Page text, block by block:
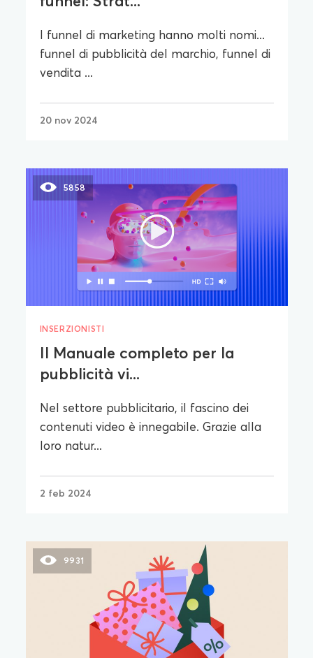
I funnel di marketing hanno molti nomi...
funnel di pubblicità del marchio, funnel di
vendita ...
20 nov 2024
5858
INSERZIONISTI
Il Manuale completo per la
pubblicità vi...
Nel settore pubblicitario, il fascino dei
contenuti video è innegabile. Grazie alla
loro natur...
2 feb 2024
9931